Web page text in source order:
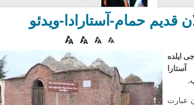
قدیم حمام-آستارادا-ویدئو
جو عصرین اوللرین‌ده ۱۸۰۶-جی ایلده
عبارت